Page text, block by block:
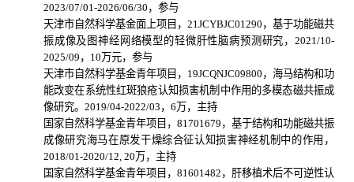
2023/07/01-2026/06/30 ，参与
天津市自然科学基金面上项目， 21JCYBJC01290 ，基于功能磁共
振成像及图神经网络模型的轻微肝性脑病预测研究， 2021/10-
2025/09 ， 10万元，参与
天津市自然科学基金青年项目， 19JCQNJC09800 ，海马结构和功
能改变在系统性红斑狼疮认知损害机制中作用的多模态磁共振成
像研究。 2019/04-2022/03 ， 6万，主持
国家自然科学基金青年项目， 81701679 ，基于结构和功能磁共振
成像研究海马在原发干燥综合征认知损害神经机制中的作用，
2018/01-2020/12, 20万，主持
国家自然科学基金青年项目， 81601482 ，肝移植术后不可逆性认